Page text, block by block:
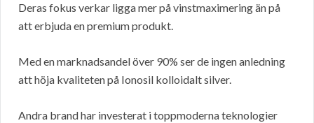
Deras fokus verkar ligga mer på vinstmaximering än på
att erbjuda en premium produkt.
Med en marknadsandel över 90% ser de ingen anledning
att höja kvaliteten på Ionosil kolloidalt silver.
Andra brand har investerat i toppmoderna teknologier